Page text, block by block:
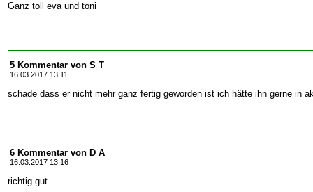
Ganz toll eva und toni
5 Kommentar von S T
16.03.2017 13:11
schade dass er nicht mehr ganz fertig geworden ist ich hätte ihn gerne in
6 Kommentar von D A
16.03.2017 13:16
richtig gut